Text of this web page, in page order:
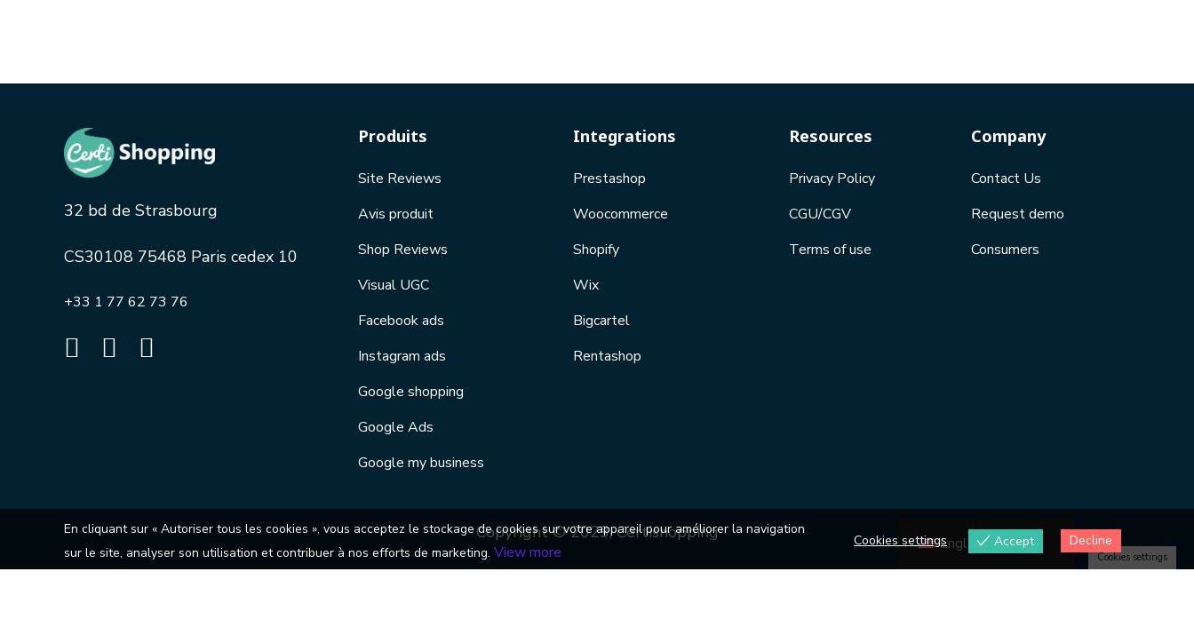
32 bd de Strasbourg
CS30108 75468 Paris cedex 10
+33 1 77 62 73 76
Produits
Site Reviews
Avis produit
Shop Reviews
Visual UGC
Facebook ads
Instagram ads
Google shopping
Google Ads
Google my business
Integrations
Prestashop
Woocommerce
Shopify
Wix
Bigcartel
Rentashop
Resources
Privacy Policy
CGU/CGV
Terms of use
Company
Contact Us
Request demo
Consumers
Copyright © 2023, Certishopping
En cliquant sur « Autoriser tous les cookies », vous acceptez le stockage de cookies sur votre appareil pour améliorer la navigation
sur le site, analyser son utilisation et contribuer à nos efforts de marketing. View more
Cookies settings Accept Decline
Cookies settings
English